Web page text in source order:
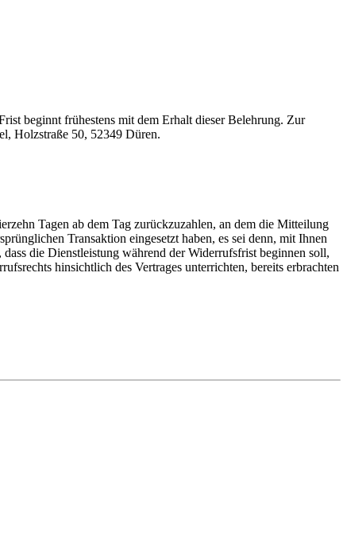
beginnt frühestens mit dem Erhalt dieser Belehrung. Zur
Holzstraße 50, 52349 Düren.
Tagen ab dem Tag zurückzuzahlen, an dem die Mitteilung
Transaktion eingesetzt haben, es sei denn, mit Ihnen
die Dienstleistung während der Widerrufsfrist beginnen soll,
hinsichtlich des Vertrages unterrichten, bereits erbrachten